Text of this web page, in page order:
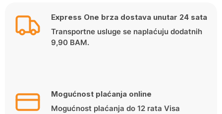
Express One brza dostava unutar 24 sata
Transportne usluge se naplaćuju dodatnih
9,90 BAM.
Mogućnost plaćanja online
Mogućnost plaćanja do 12 rata Visa